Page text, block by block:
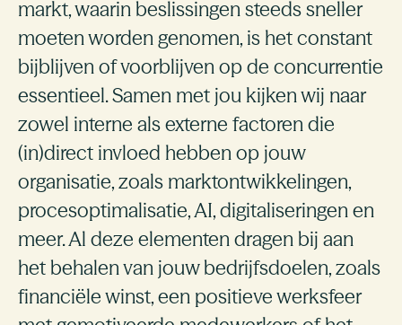
markt, waarin beslissingen steeds sneller
moeten worden genomen, is het constant
bijblijven of voorblijven op de concurrentie
essentieel. Samen met jou kijken wij naar
zowel interne als externe factoren die
(in)direct invloed hebben op jouw
organisatie, zoals marktontwikkelingen,
procesoptimalisatie, AI, digitaliseringen en
meer. Al deze elementen dragen bij aan
het behalen van jouw bedrijfsdoelen, zoals
financiële winst, een positieve werksfeer